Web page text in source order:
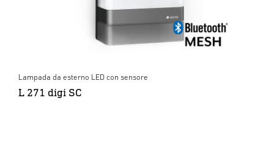
Lampada da esterno LED con sensore
L 271 digi SC